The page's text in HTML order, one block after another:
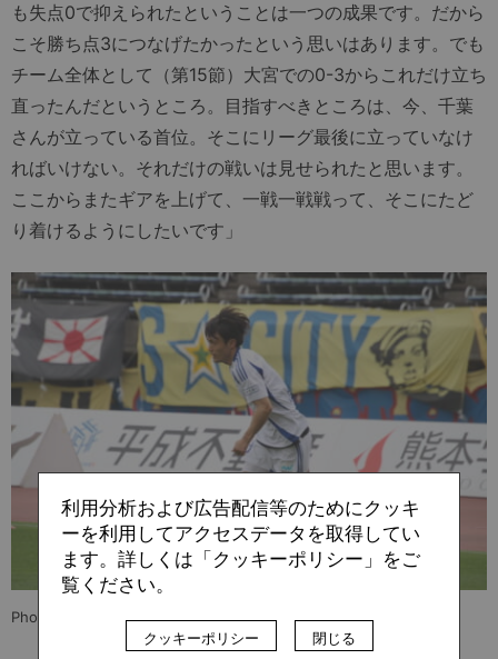
も失点0で抑えられたということは一つの成果です。だから
こそ勝ち点3につなげたかったという思いはあります。でも
チーム全体として（第15節）大宮での0-3からこれだけ立ち
直ったんだというところ。目指すべきところは、今、千葉
さんが立っている首位。そこにリーグ最後に立っていなけ
ればいけない。それだけの戦いは見せられたと思います。
ここからまたギアを上げて、一戦一戦戦って、そこにたど
り着けるようにしたいです」
Photo: Vegalta Sendai
利用分析および広告配信等のためにクッキ
ーを利用してアクセスデータを取得してい
ます。詳しくは「クッキーポリシー」をご
覧ください。
クッキーポリシー 閉じる